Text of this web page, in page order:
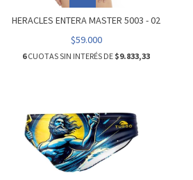
HERACLES ENTERA MASTER 5003 - 02
$59.000
6CUOTAS SIN INTERÉS DE $9.833,33